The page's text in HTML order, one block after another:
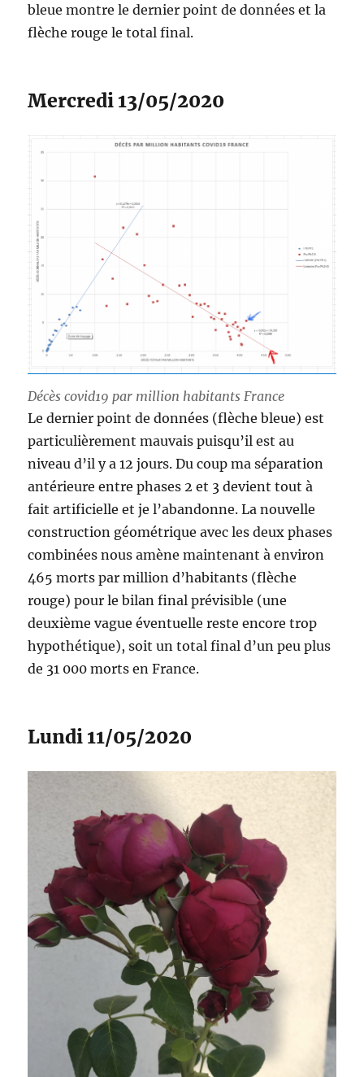
bleue montre le dernier point de données et la
flèche rouge le total final.
Mercredi 13/05/2020
Décès covid19 par million habitants France
Le dernier point de données (flèche bleue) est
particulièrement mauvais puisqu’il est au
niveau d’il y a 12 jours. Du coup ma séparation
antérieure entre phases 2 et 3 devient tout à
fait artificielle et je l’abandonne. La nouvelle
construction géométrique avec les deux phases
combinées nous amène maintenant à environ
465 morts par million d’habitants (flèche
rouge) pour le bilan final prévisible (une
deuxième vague éventuelle reste encore trop
hypothétique), soit un total final d’un peu plus
de 31 000 morts en France.
Lundi 11/05/2020